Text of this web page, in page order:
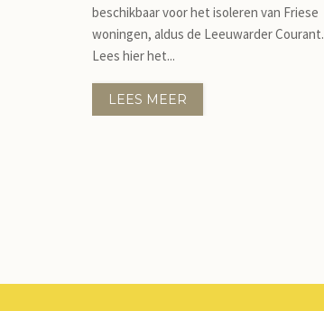
beschikbaar voor het isoleren van Friese
woningen, aldus de Leeuwarder Courant.
Lees hier het...
LEES MEER